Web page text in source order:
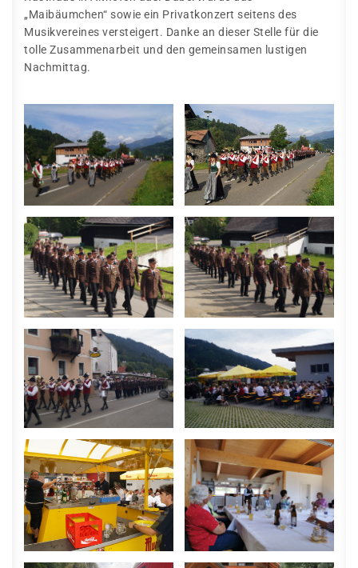
„Maibäumchen“ sowie ein Privatkonzert seitens des
Musikvereines versteigert. Danke an dieser Stelle für die
tolle Zusammenarbeit und den gemeinsamen lustigen
Nachmittag.